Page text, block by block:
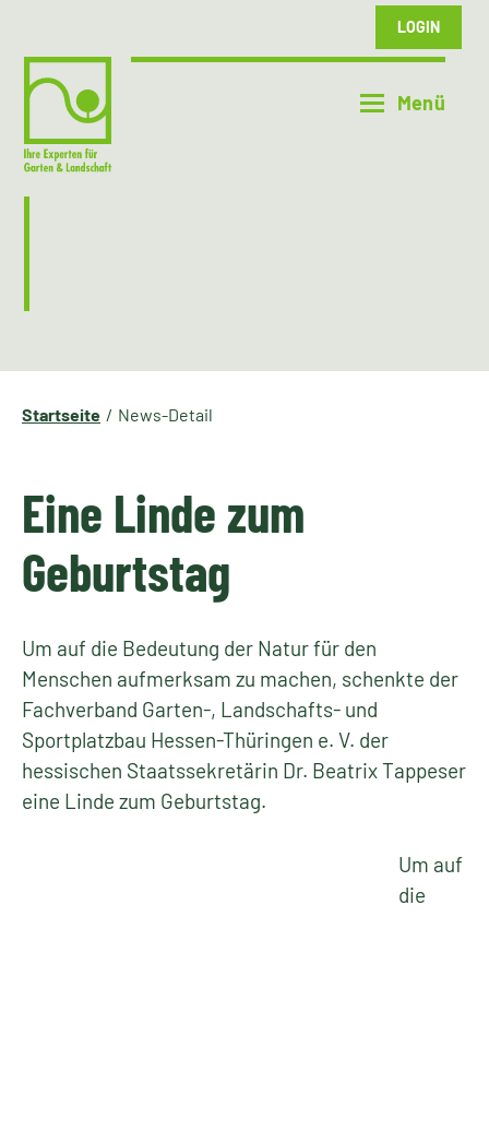
LOGIN
Startseite News-Detail
Eine Linde zum
Geburtstag
Um auf die Bedeutung der Natur für den
Menschen aufmerksam zu machen, schenkte der
Fachverband Garten-, Landschafts- und
Sportplatzbau Hessen-Thüringen e. V. der
hessischen Staatssekretärin Dr. Beatrix Tappeser
eine Linde zum Geburtstag.
Um auf
die